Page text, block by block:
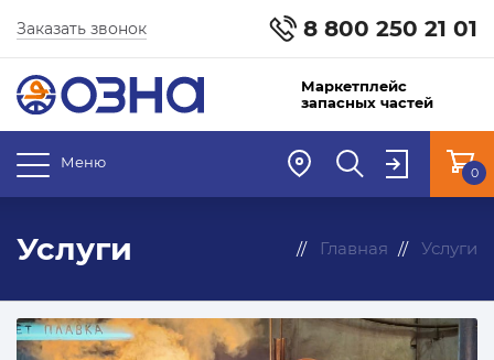
8 800 250 21 01
Заказать звонок
Маркетплейс
запасных частей
Меню
0
Услуги Главная Услуги